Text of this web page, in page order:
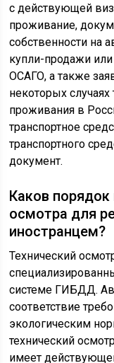
с действующей
проживание,
собственности на
купли-продажи
ОСАГО, а также
некоторых
проживания в
транспортное
транспортного
документ.
Каков порядок
осмотра для
иностранцем?
Технический
системе ГИБДД.
соответствие
экологическим
технический
имеет